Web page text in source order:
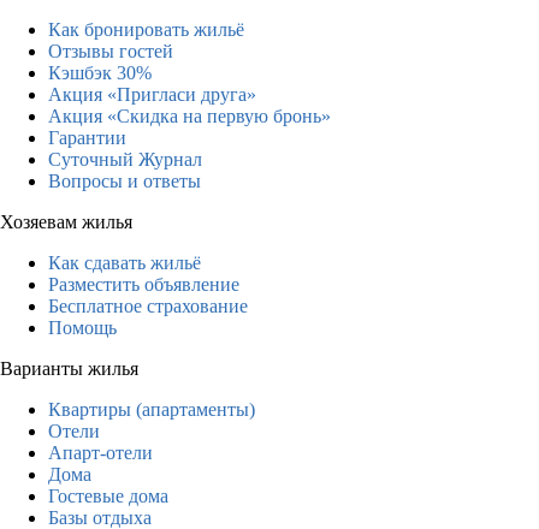
Как бронировать жильё
Отзывы гостей
Кэшбэк 30%
Акция «Пригласи друга»
Акция «Скидка на первую бронь»
Гарантии
Суточный Журнал
Вопросы и ответы
Хозяевам жилья
Как сдавать жильё
Разместить объявление
Бесплатное страхование
Помощь
Варианты жилья
Квартиры (апартаменты)
Отели
Апарт-отели
Дома
Гостевые дома
Базы отдыха